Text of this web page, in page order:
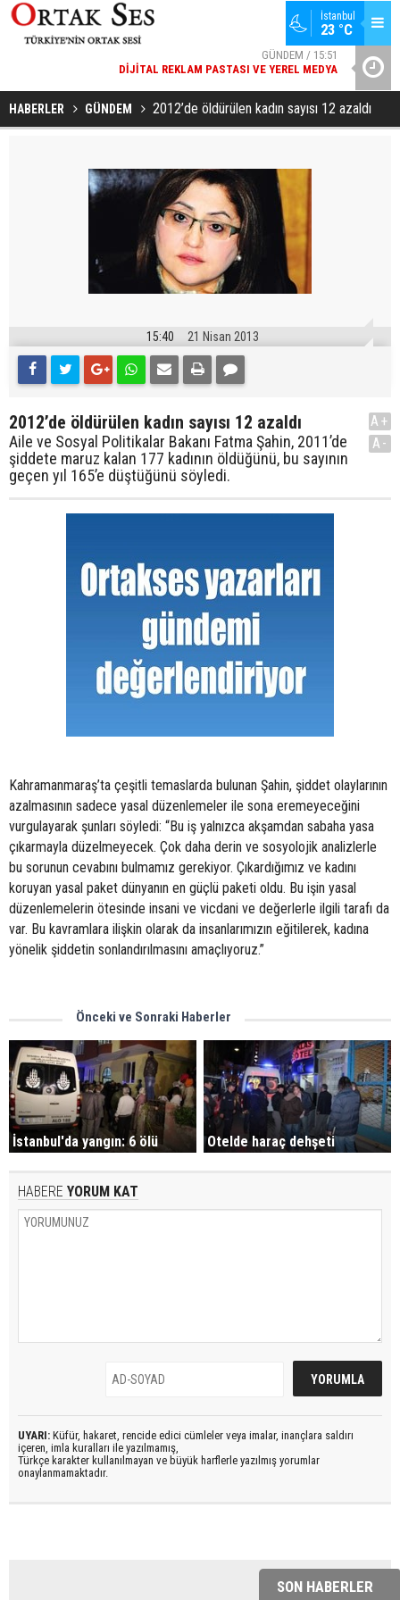
İstanbul
23 °C
GÜNDEM / 15:51
DIJITAL REKLAM PASTASI VE YEREL MEDYA
SPOR / 14:20
GENÇLERBIRLIĞI SPOR KULÜBÜNDEN AÇIKLAMA GELDI
HABERLER GÜNDEM 2012’de öldürülen kadın sayısı 12 azaldı
15:40 21 Nisan 2013
2012’de öldürülen kadın sayısı 12 azaldı
Aile ve Sosyal Politikalar Bakanı Fatma Şahin, 2011’de
şiddete maruz kalan 177 kadının öldüğünü, bu sayının
geçen yıl 165’e düştüğünü söyledi.
A+
A-
Kahramanmaraş’ta çeşitli temaslarda bulunan Şahin, şiddet olaylarının
azalmasının sadece yasal düzenlemeler ile sona eremeyeceğini
vurgulayarak şunları söyledi: “Bu iş yalnızca akşamdan sabaha yasa
çıkarmayla düzelmeyecek. Çok daha derin ve sosyolojik analizlerle
bu sorunun cevabını bulmamız gerekiyor. Çıkardığımız ve kadını
koruyan yasal paket dünyanın en güçlü paketi oldu. Bu işin yasal
düzenlemelerin ötesinde insani ve vicdani ve değerlerle ilgili tarafı da
var. Bu kavramlara ilişkin olarak da insanlarımızın eğitilerek, kadına
yönelik şiddetin sonlandırılmasını amaçlıyoruz.”
Önceki ve Sonraki Haberler
İstanbul'da yangın: 6 ölü Otelde haraç dehşeti
HABERE YORUM KAT
UYARI: Küfür, hakaret, rencide edici cümleler veya imalar, inançlara saldırı
içeren, imla kuralları ile yazılmamış,
Türkçe karakter kullanılmayan ve büyük harflerle yazılmış yorumlar
onaylanmamaktadır.
SON HABERLER